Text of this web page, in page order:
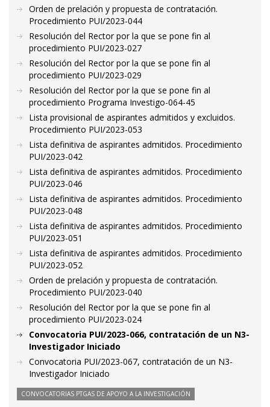
Orden de prelación y propuesta de contratación.
Procedimiento PUI/2023-044
Resolución del Rector por la que se pone fin al
procedimiento PUI/2023-027
Resolución del Rector por la que se pone fin al
procedimiento PUI/2023-029
Resolución del Rector por la que se pone fin al
procedimiento Programa Investigo-064-45
Lista provisional de aspirantes admitidos y excluidos.
Procedimiento PUI/2023-053
Lista definitiva de aspirantes admitidos. Procedimiento
PUI/2023-042
Lista definitiva de aspirantes admitidos. Procedimiento
PUI/2023-046
Lista definitiva de aspirantes admitidos. Procedimiento
PUI/2023-048
Lista definitiva de aspirantes admitidos. Procedimiento
PUI/2023-051
Lista definitiva de aspirantes admitidos. Procedimiento
PUI/2023-052
Orden de prelación y propuesta de contratación.
Procedimiento PUI/2023-040
Resolución del Rector por la que se pone fin al
procedimiento PUI/2023-024
Convocatoria PUI/2023-066, contratación de un N3-
Investigador Iniciado
Convocatoria PUI/2023-067, contratación de un N3-
Investigador Iniciado
CONVOCATORIAS PTGAS DE APOYO A LA INVESTIGACIÓN